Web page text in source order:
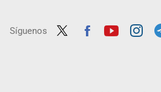
Síguenos